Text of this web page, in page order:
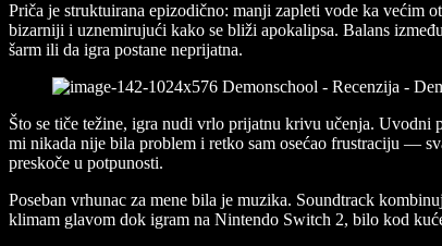
Priča je struktuirana epizodično: manji zapleti vode ka većim
bizarniji i uznemirujući kako se bliži apokalipsa. Balans
šarm ili da igra postane neprijatna.
Što se tiče težine, igra nudi vrlo prijatnu krivu učenja.
mi nikada nije bila problem i retko sam osećao frustraciju —
preskoče u potpunosti.
Poseban vrhunac za mene bila je muzika. Soundtrack
klimam glavom dok igram na Nintendo Switch 2, bilo kod